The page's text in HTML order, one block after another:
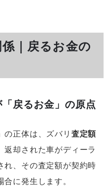
｜戻るお金の
戻るお金」の原点
の正体は、ズバリ 査定額
返却された車がディーラ
れ、その査定額が契約時
に発生します。